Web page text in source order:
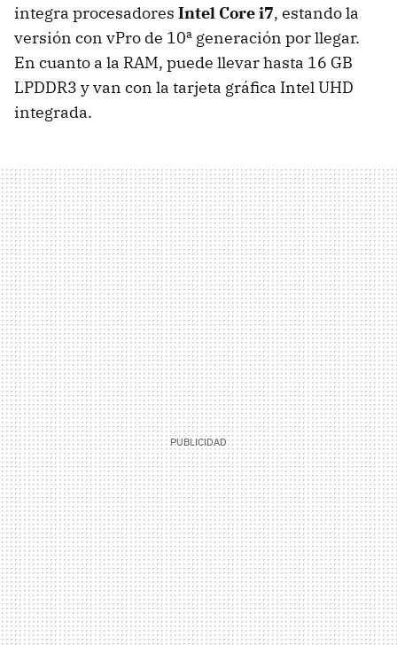
integra procesadores Intel Core i7, estando la
versión con vPro de 10ª generación por llegar.
En cuanto a la RAM, puede llevar hasta 16 GB
LPDDR3 y van con la tarjeta gráfica Intel UHD
integrada.